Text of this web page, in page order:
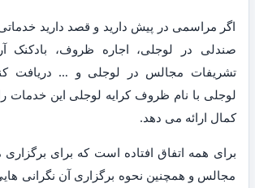
اگر مراسمی در پیش دارید و قصد دارید
صندلی در لوجلی، اجاره ظروف، بادکنک
تشریفات مجالس در لوجلی و … دریافت
لوجلی با نام ظروف کرایه لوجلی این خدمات
کمال ارائه می دهد.
برای همه اتفاق افتاده است که برای
مجالس و همچنین نحوه برگزاری آن نگرانی